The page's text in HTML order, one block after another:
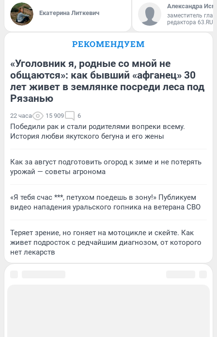
Екатерина Литкевич
Александра
заместитель
редактора 63.RU
РЕКОМЕНДУЕМ
«Уголовник я, родные со мной не
общаются»: как бывший «афганец» 30
лет живет в землянке посреди леса под
Рязанью
22 часа 15 909 6
Победили рак и стали родителями вопреки всему.
История любви якутского бегуна и его жены
Как за август подготовить огород к зиме и не потерять
урожай — советы агронома
«Я тебя счас ***, петухом поедешь в зону!» Публикуем
видео нападения уральского гопника на ветерана СВО
Теряет зрение, но гоняет на мотоцикле и скейте. Как
живет подросток с редчайшим диагнозом, от которого
нет лекарств